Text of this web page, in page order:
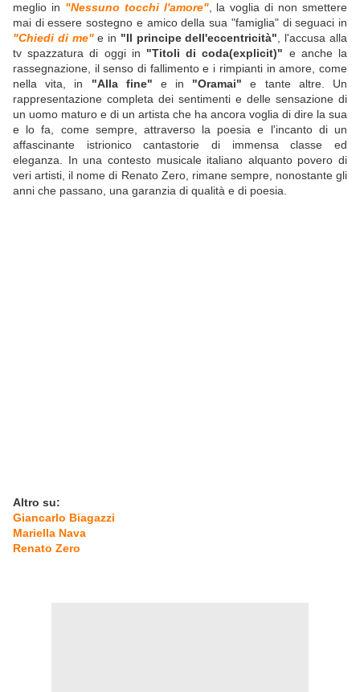
meglio in "Nessuno tocchi l'amore", la voglia di non smettere
mai di essere sostegno e amico della sua "famiglia" di seguaci in
"Chiedi di me"e in "Il principe dell'eccentricità" , l'accusa alla
tv spazzatura di oggi in "Titoli di coda(explicit)" e anche la
rassegnazione, il senso di fallimento e i rimpianti in amore, come
nella vita, in "Alla fine" e in "Oramai" e tante altre. Un
rappresentazione completa dei sentimenti e delle sensazione di
un uomo maturo e di un artista che ha ancora voglia di dire la sua
e lo fa, come sempre, attraverso la poesia e l'incanto di un
affascinante istrionico cantastorie di immensa classe ed
eleganza. In una contesto musicale italiano alquanto povero di
veri artisti, il nome di Renato Zero, rimane sempre, nonostante gli
anni che passano, una garanzia di qualità e di poesia.
Altro su:
Giancarlo Biagazzi
Mariella Nava
Renato Zero